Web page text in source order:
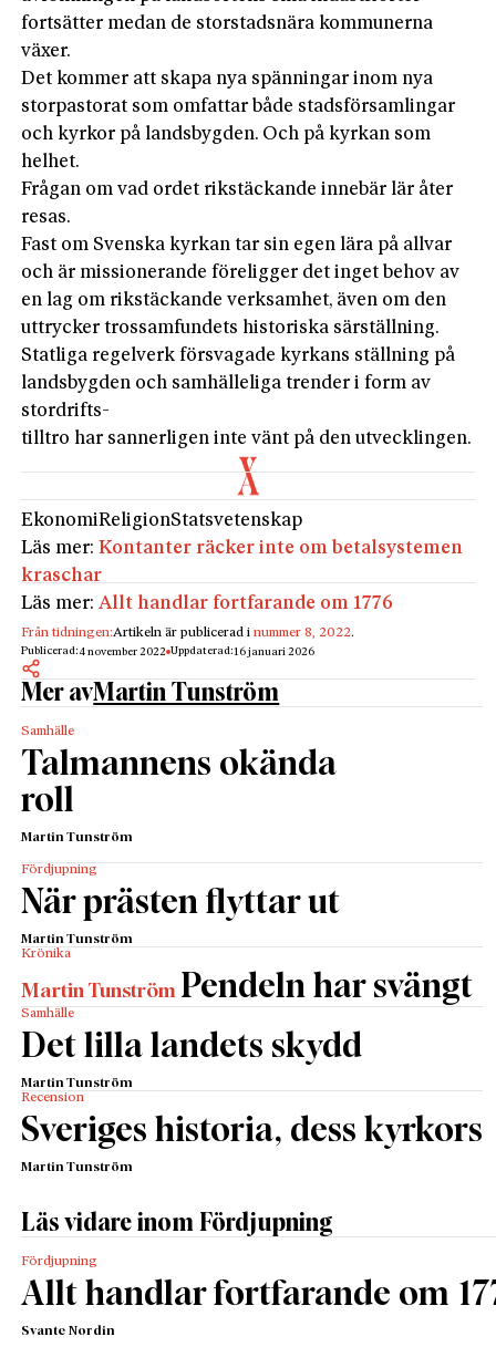
fortsätter medan de storstadsnära kommunerna
växer.
Det kommer att skapa nya spänningar inom nya
storpastorat som omfattar både stadsförsamlingar
och kyrkor på landsbygden. Och på kyrkan som
helhet.
Frågan om vad ordet rikstäckande innebär lär åter
resas.
Fast om Svenska kyrkan tar sin egen lära på allvar
och är ­missionerande föreligger det inget behov av
en lag om rikstäckande verksamhet, även om den
uttrycker trossamfundets historiska särställning.
Statliga regelverk försvagade kyrkans ställning på
landsbygden och samhälleliga trender i form av
stordrifts-
tilltro har sannerligen inte vänt på den utvecklingen.
EkonomiReligionStatsvetenskap
Läs mer:Kontanter räcker inte om betalsystemen
kraschar
Läs mer:Allt handlar fortfarande om 1776
Från tidningen:Artikeln är publicerad inummer 8, 2022.
Publicerad:4 november 2022 Uppdaterad:16 januari 2026
Mer avMartin Tunström
Samhälle
Talmannens okända
roll
Martin Tunström
Fördjupning
När prästen flyttar ut
Martin Tunström
Krönika
Martin Tunström Pendeln har svängt
Samhälle
Det lilla landets skydd
Martin Tunström
Recension
Sveriges historia, dess kyrkors
Martin Tunström
Läs vidare inom Fördjupning
Fördjupning
Allt handlar fortfarande om
Svante Nordin